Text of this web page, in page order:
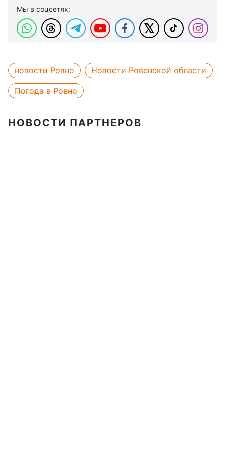
Мы в соцсетях:
новости Ровно
Новости Ровенской области
Погода в Ровно
НОВОСТИ ПАРТНЕРОВ